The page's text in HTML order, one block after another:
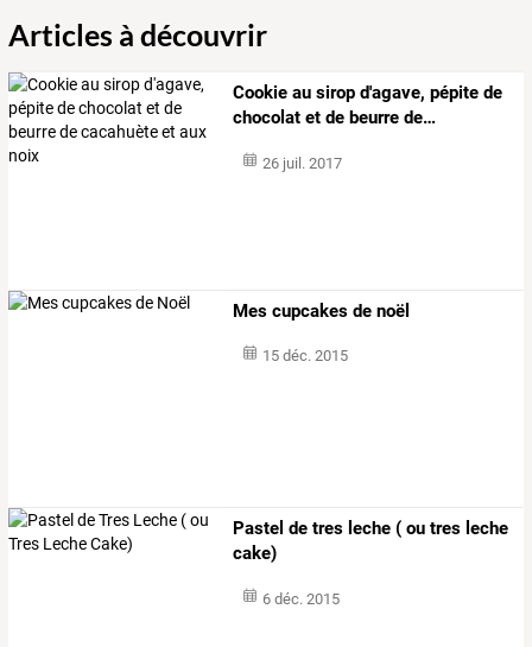
Articles à découvrir
Cookie au sirop d'agave, pépite de
chocolat et de beurre de…
26 juil. 2017
Mes cupcakes de noël
15 déc. 2015
Pastel de tres leche ( ou tres leche
cake)
6 déc. 2015